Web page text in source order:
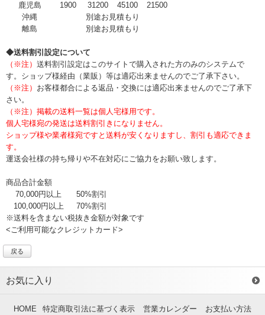
鹿児島
1900 31200 45100
21500
沖縄
別途お見積もり
離島
別途お見積もり
◆送料割引設定について
（※注） 送料割引設定はこのサイトで購入された方のみのシステムで
す。ショップ様経由（業販）等は適応出来ませんのでご了承下さい。
（※注） お客様都合による返品・交換には適応出来ませんのでご了承下
さい。
（※注）掲載の送料一覧は個人宅様用です。
個人宅様宛の発送は送料割引きになりません。
ショップ様や業者様宛ですと送料が安くなりますし、割引も適応できま
す。
運送会社様の持ち帰りや不在対応にご協力をお願い致します。
商品合計金額
70,000円以上
50%割引
100,000円以上
70%割引
※送料を含まない税抜き金額が対象です
<ご利用可能なクレジットカード>
戻る
お気に入り
HOME 特定商取引法に基づく表示 営業カレンダー お支払い方法